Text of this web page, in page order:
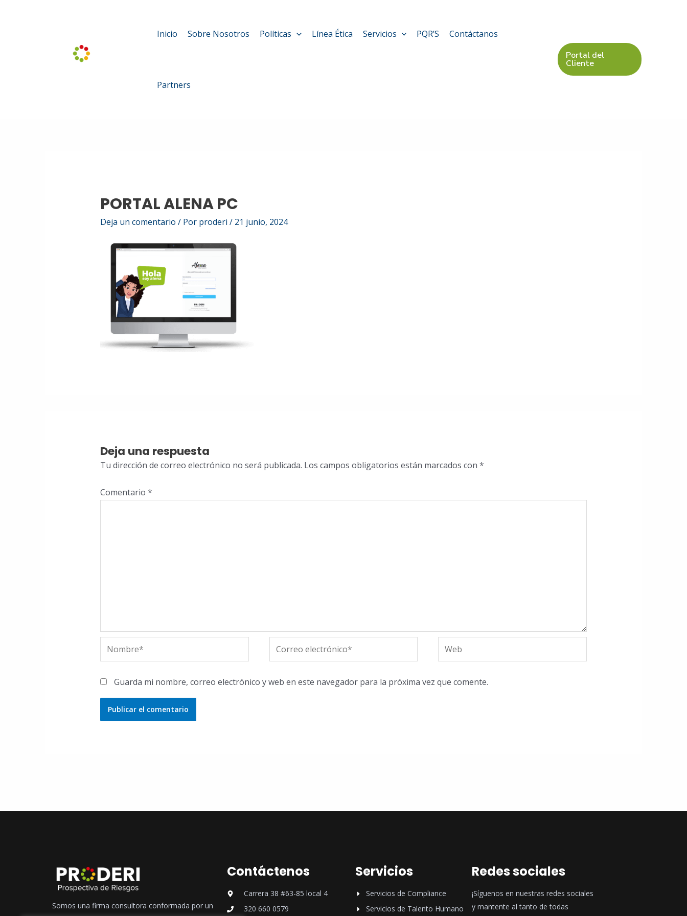
Inicio Sobre Nosotros Políticas Línea Ética Servicios PQR’S Contáctanos
Partners
Portal del
Cliente
PORTAL ALENA PC
Deja un comentario / Por proderi / 21 junio, 2024
Deja una respuesta
Tu dirección de correo electrónico no será publicada. Los campos obligatorios están marcados con *
Comentario *
Nombre*
Correo
electrónico*
Web
Guarda mi nombre, correo electrónico y web en este navegador para la próxima vez que comente.
Somos una firma consultora conformada por un
Contáctenos
Carrera 38 #63-85 local 4
320 660 0579
Servicios
Servicios de Compliance
Servicios de Talento Humano
Redes sociales
¡Síguenos en nuestras redes sociales
y mantente al tanto de todas